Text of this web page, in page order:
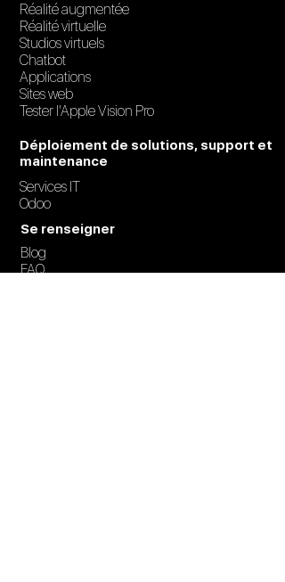
Réalité augmentée
Réalité virtuelle
Studios virtuels
Chatbot
Applications
Sites web
Tester l'Apple Vision Pro
Déploiement de solutions, support et
maintenance
Services IT
Odoo
Se renseigner
Blog
FAQ